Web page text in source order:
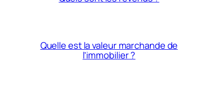
Quelle est la valeur marchande de
l’immobilier ?